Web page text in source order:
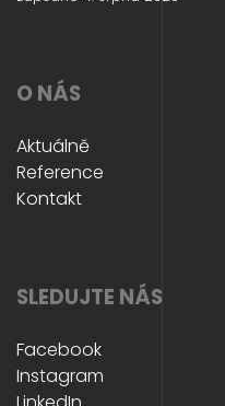
O NÁS
Aktuálně
Reference
Kontakt
SLEDUJTE NÁS
Facebook
Instagram